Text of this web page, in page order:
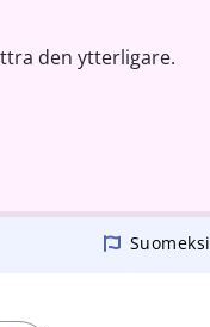
den ytterligare.
Suomeksi